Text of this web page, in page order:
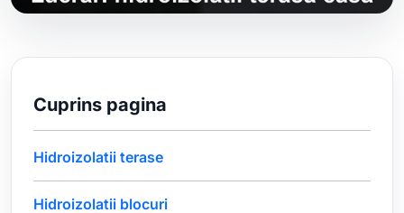
Cuprins pagina
Hidroizolatii terase
Hidroizolatii blocuri